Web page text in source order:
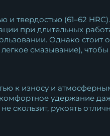
и твердостью (61–62
при длительных
Однако стоит
смазывание),
к износу и
удержание
скользит, рукоять